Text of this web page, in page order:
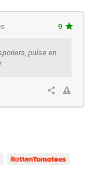
9
pulse en